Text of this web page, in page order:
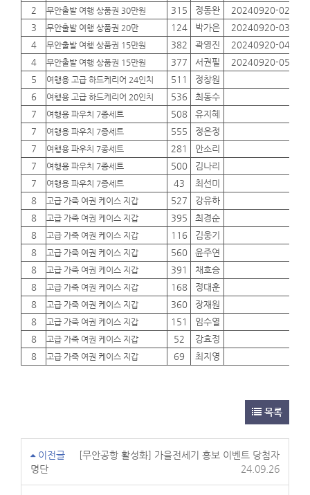
2
무안출발 여행 상품권 30만원 315 정동완 20240920-02
3
무안출발 여행 상품권 20만 124 박가은 20240920-03
4
무안출발 여행 상품권 15만원 382 곽영진 20240920-04
4
무안출발 여행 상품권 15만원 377 서권필 20240920-05
5
여행용 고급 하드케리어 24인치 511 정창원
6
여행용 고급 하드케리어 20인치 536 최동수
7
여행용 파우치 7종세트 508 유지혜
7
여행용 파우치 7종세트 555 정은정
7
여행용 파우치 7종세트 281 안소리
7
여행용 파우치 7종세트 500 김나리
7
여행용 파우치 7종세트 43 최선미
8
고급 가죽 여권 케이스 지갑 527 강유하
8
고급 가죽 여권 케이스 지갑 395 최경순
8
고급 가죽 여권 케이스 지갑 116 김웅기
8
고급 가죽 여권 케이스 지갑 560 윤주연
8
고급 가죽 여권 케이스 지갑 391 채호승
8
고급 가죽 여권 케이스 지갑 168 정대훈
8
고급 가죽 여권 케이스 지갑 360 장재원
8
고급 가죽 여권 케이스 지갑 151 임수열
8
고급 가죽 여권 케이스 지갑 52 강효정
8
고급 가죽 여권 케이스 지갑 69 최지영
목록
이전글
[무안공항 활성화] 가을전세기 홍보 이벤트 당첨자
명단
24.09.26